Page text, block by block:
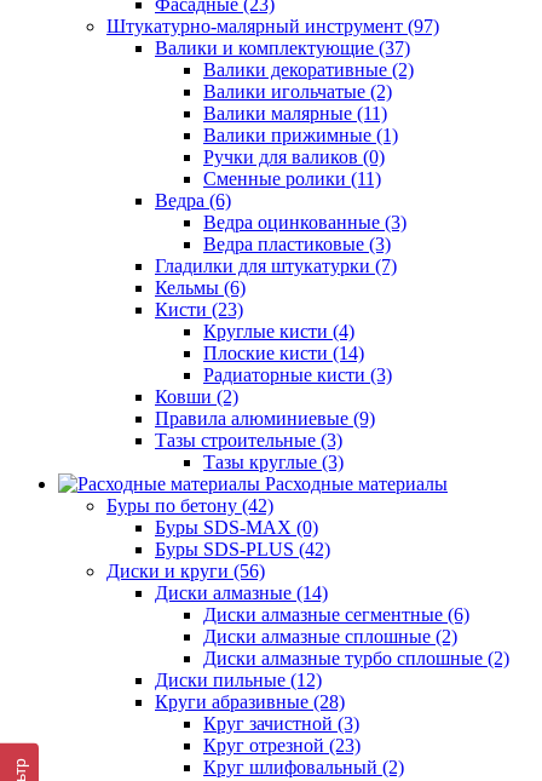
Фасадные (23)
Штукатурно-малярный инструмент (97)
Валики и комплектующие (37)
Валики декоративные (2)
Валики игольчатые (2)
Валики малярные (11)
Валики прижимные (1)
Ручки для валиков (0)
Сменные ролики (11)
Ведра (6)
Ведра оцинкованные (3)
Ведра пластиковые (3)
Гладилки для штукатурки (7)
Кельмы (6)
Кисти (23)
Круглые кисти (4)
Плоские кисти (14)
Радиаторные кисти (3)
Ковши (2)
Правила алюминиевые (9)
Тазы строительные (3)
Тазы круглые (3)
Расходные материалы
Буры по бетону (42)
Буры SDS-MAX (0)
Буры SDS-PLUS (42)
Диски и круги (56)
Диски алмазные (14)
Диски алмазные сегментные (6)
Диски алмазные сплошные (2)
Диски алмазные турбо сплошные (2)
Диски пильные (12)
Круги абразивные (28)
Круг зачистной (3)
Круг отрезной (23)
Круг шлифовальный (2)